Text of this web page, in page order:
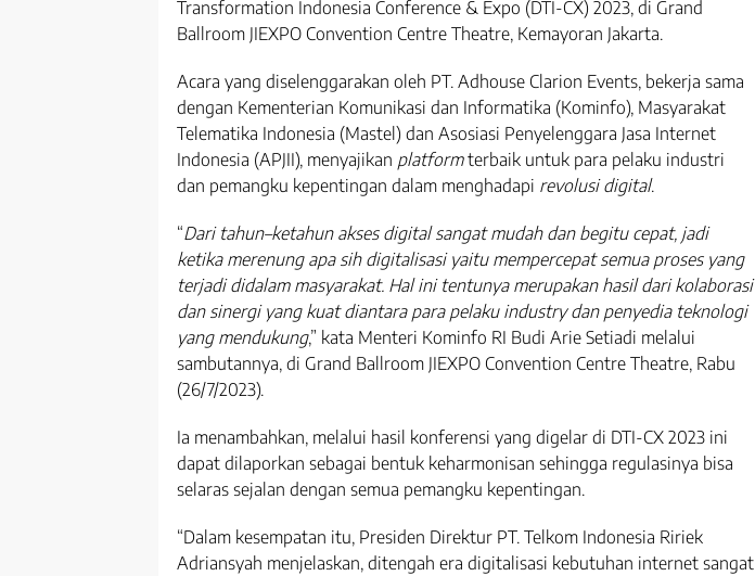
Transformation Indonesia Conference & Expo (DTI-CX) 2023, di Grand
Ballroom JIEXPO Convention Centre Theatre, Kemayoran Jakarta.
Acara yang diselenggarakan oleh PT. Adhouse Clarion Events, bekerja sama
dengan Kementerian Komunikasi dan Informatika (Kominfo), Masyarakat
Telematika Indonesia (Mastel) dan Asosiasi Penyelenggara Jasa Internet
Indonesia (APJII), menyajikan platformterbaik untuk para pelaku industri
dan pemangku kepentingan dalam menghadapi revolusi digital.
“Dari tahun–ketahun akses digital sangat mudah dan begitu cepat, jadi
ketika merenung apa sih digitalisasi yaitu mempercepat semua proses yang
terjadi didalam masyarakat. Hal ini tentunya merupakan hasil dari kolaborasi
dan sinergi yang kuat diantara para pelaku industry dan penyedia teknologi
yang mendukung,” kata Menteri Kominfo RI Budi Arie Setiadi melalui
sambutannya, di Grand Ballroom JIEXPO Convention Centre Theatre, Rabu
(26/7/2023).
Ia menambahkan, melalui hasil konferensi yang digelar di DTI-CX 2023 ini
dapat dilaporkan sebagai bentuk keharmonisan sehingga regulasinya bisa
selaras sejalan dengan semua pemangku kepentingan.
“Dalam kesempatan itu, Presiden Direktur PT. Telkom Indonesia Ririek
Adriansyah menjelaskan, ditengah era digitalisasi kebutuhan internet sangat